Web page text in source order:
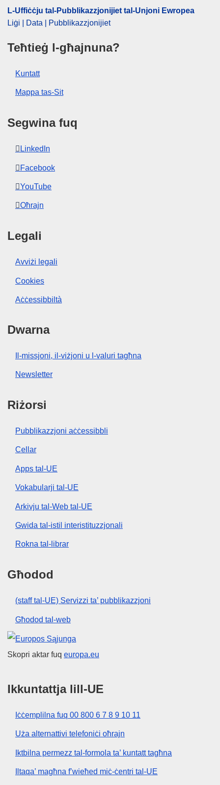
L-Uffiċċju tal-Pubblikazzjonijiet tal-Unjoni Ewropea
Liġi | Data | Pubblikazzjonijiet
Teħtieġ l-għajnuna?
Kuntatt
Mappa tas-Sit
Segwina fuq
LinkedIn
Facebook
YouTube
Oħrajn
Legali
Avviżi legali
Cookies
Aċċessibbiltà
Dwarna
Il-missjoni, il-viżjoni u l-valuri tagħna
Newsletter
Riżorsi
Pubblikazzjoni aċċessibbli
Cellar
Apps tal-UE
Vokabularji tal-UE
Arkivju tal-Web tal-UE
Gwida tal-istil interistituzzjonali
Rokna tal-librar
Għodod
(staff tal-UE) Servizzi ta’ pubblikazzjoni
Għodod tal-web
Unjoni Ewropea
Skopri aktar fuq europa.eu
Ikkuntattja lill-UE
Iċċemplilna fuq 00 800 6 7 8 9 10 11
Uża alternattivi telefoniċi oħrajn
Iktbilna permezz tal-formola ta’ kuntatt tagħna
Iltaqa’ magħna f’wieħed miċ-ċentri tal-UE